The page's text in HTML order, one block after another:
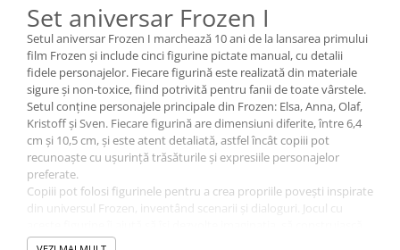
Set aniversar Frozen I
Setul aniversar Frozen I marchează 10 ani de la lansarea primului
film Frozen și include cinci figurine pictate manual, cu detalii
fidele personajelor. Fiecare figurină este realizată din materiale
sigure și non-toxice, fiind potrivită pentru fanii de toate vârstele.
Setul conține personajele principale din Frozen: Elsa, Anna, Olaf,
Kristoff și Sven. Fiecare figurină are dimensiuni diferite, între 6,4
cm și 10,5 cm, și este atent detaliată, astfel încât copiii pot
recunoaște cu ușurință trăsăturile și expresiile personajelor
preferate.
Copiii pot folosi figurinele pentru a crea propriile povești inspirate
din universul Frozen, inventând scenarii și dialoguri. Jocul cu
relații între personaje și să exploreze roluri diferite, de la autor la